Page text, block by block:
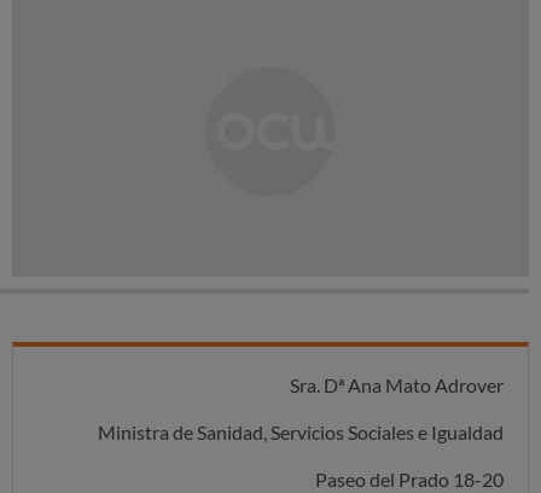
Sra. Dª Ana Mato Adrover
Ministra de Sanidad, Servicios Sociales e Igualdad
Paseo del Prado 18-20